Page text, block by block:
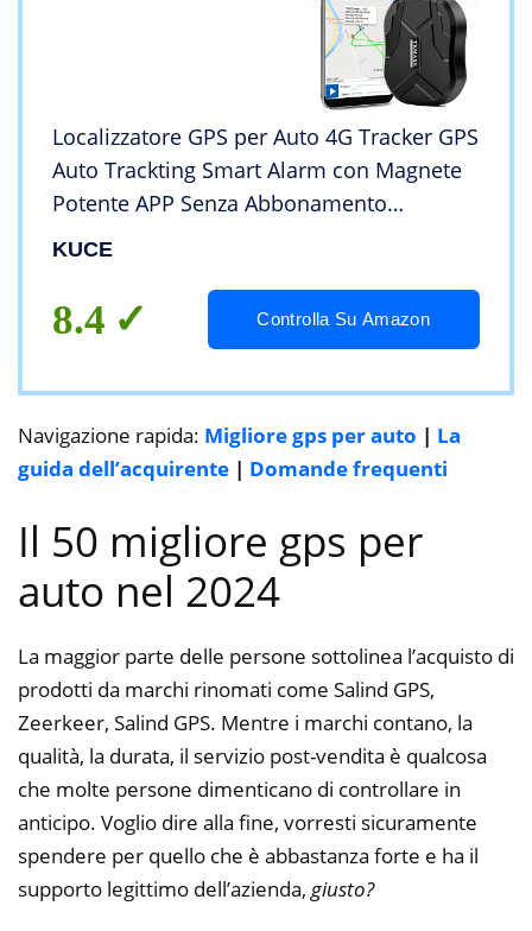
Localizzatore GPS per Auto 4G Tracker GPS
Auto Trackting Smart Alarm con Magnete
Potente APP Senza Abbonamento
Tecnologia di Posizionamento Preciso
Auto 5000mAh
KUCE
8.4 Controlla Su Amazon
Navigazione rapida: Migliore gps per auto | La
guida dell’acquirente | Domande frequenti
Il 50 migliore gps per
auto nel 2024
La maggior parte delle persone sottolinea l’acquisto di
prodotti da marchi rinomati come Salind GPS,
Zeerkeer, Salind GPS. Mentre i marchi contano, la
qualità, la durata, il servizio post-vendita è qualcosa
che molte persone dimenticano di controllare in
anticipo. Voglio dire alla fine, vorresti sicuramente
spendere per quello che è abbastanza forte e ha il
supporto legittimo dell’azienda, giusto?